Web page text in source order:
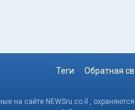
Теги Обратная
на сайте NEWSru.co.il ,